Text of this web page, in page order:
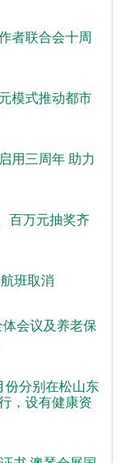
者联合会十周
模式推动都市
用三周年 助力
百万元抽奖齐
班取消
会议及养老保
份分别在松山东
，设有健康资